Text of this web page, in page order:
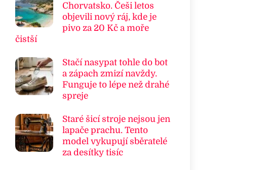
Chorvatsko. Češi letos
objevili nový ráj, kde je
pivo za 20 Kč a moře
čistší
Stačí nasypat tohle do bot
a zápach zmizí navždy.
Funguje to lépe než drahé
spreje
Staré šicí stroje nejsou jen
lapače prachu. Tento
model vykupují sběratelé
za desítky tisíc